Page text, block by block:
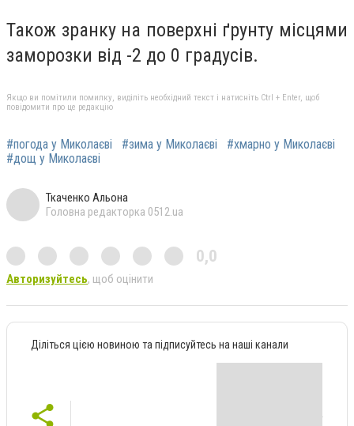
Також зранку на поверхні ґрунту місцями
заморозки від -2 до 0 градусів.
Якщо ви помітили помилку, виділіть необхідний текст і натисніть Ctrl + Enter, щоб
повідомити про це редакцію
#погода у Миколаєві #зима у Миколаєві
#хмарно у Миколаєві
#дощ у Миколаєві
Ткаченко Альона
Головна редакторка 0512.ua
0,0
Авторизуйтесь, щоб оцінити
Діліться цією новиною та підписуйтесь на наші канали